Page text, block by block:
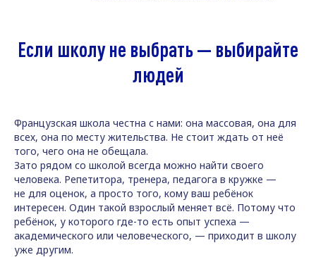
Если школу не выбрать — выбирайте
людей
Французская школа честна с нами: она массовая, она для
всех, она по месту жительства. Не стоит ждать от неё
того, чего она не обещала.
Зато рядом со школой всегда можно найти своего
человека. Репетитора, тренера, педагога в кружке —
не для оценок, а просто того, кому ваш ребёнок
интересен. Один такой взрослый меняет всё. Потому что
ребёнок, у которого где-то есть опыт успеха —
академического или человеческого, — приходит в школу
уже другим.